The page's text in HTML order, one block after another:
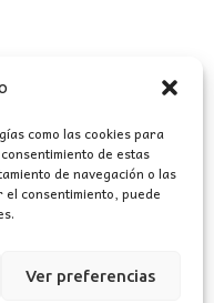
como las cookies para
de estas
de navegación o las
consentimiento, puede
Ver preferencias